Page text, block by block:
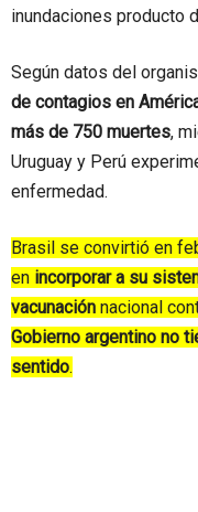
inundaciones producto
Según datos del
de contagios en
más de 750 muertes,
Uruguay y Perú
enfermedad.
Brasil se convirtió en
en incorporar a su
vacunación nacional
Gobierno argentino no
sentido.